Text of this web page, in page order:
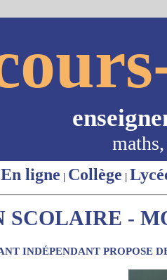
En ligne | Collège |
SCOLAIRE -
INDÉPENDANT PROPOSE